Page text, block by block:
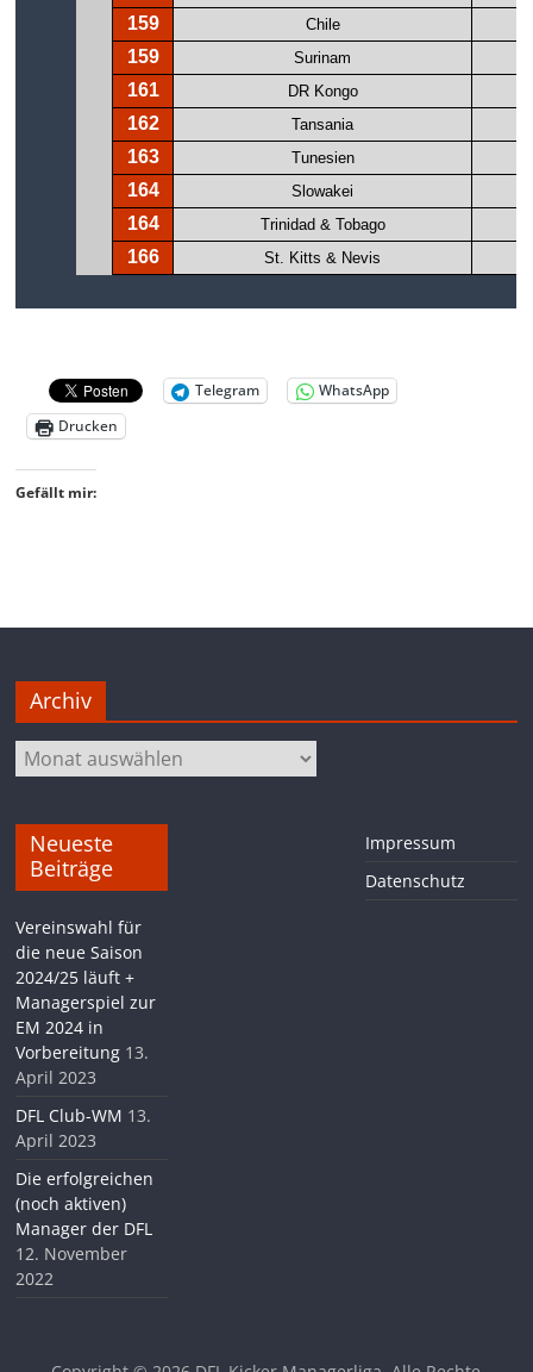
Telegram
WhatsApp
Drucken
Gefällt mir:
Archiv
Archiv
Neueste
Beiträge
Vereinswahl für
die neue Saison
2024/25 läuft +
Managerspiel zur
EM 2024 in
Vorbereitung 13.
April 2023
DFL Club-WM 13.
April 2023
Die erfolgreichen
(noch aktiven)
Manager der DFL
12. November
2022
Impressum
Datenschutz